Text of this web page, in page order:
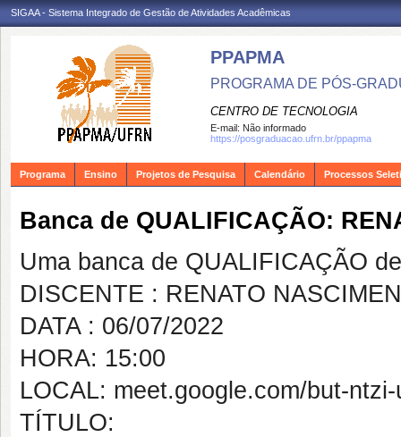
SIGAA - Sistema Integrado de Gestão de Atividades Acadêmicas
PPAPMA
PROGRAMA DE PÓS-
CENTRO DE TECNOLOGIA
E-mail: Não informado
https://posgraduacao.ufrn.br/ppapma
Programa Ensino Projetos de Pesquisa Calendário Processos
Banca de QUALIFICAÇÃO:
Uma banca de QUALIFICAÇÃO
DISCENTE : RENATO
DATA : 06/07/2022
HORA: 15:00
LOCAL: meet.google.com/but-
TÍTULO: